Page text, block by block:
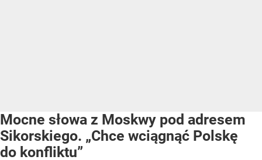
Mocne słowa z Moskwy pod adresem
Sikorskiego. „Chce wciągnąć Polskę
do konfliktu”